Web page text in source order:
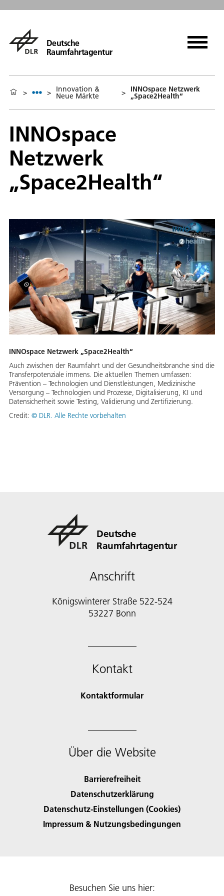
Deutsche
Raumfahrtagentur
> > Innovation &
Neue Märkte > INNOspace Netzwerk
„Space2Health“
INNOspace
Netzwerk
„Space2Health“
INNOspace Netzwerk „Space2Health“
Auch zwischen der Raumfahrt und der Gesundheitsbranche sind die
Transferpotenziale immens. Die aktuellen Themen umfassen:
Prävention – Technologien und Dienstleistungen, Medizinische
Versorgung – Technologien und Prozesse, Digitalisierung, KI und
Datensicherheit sowie Testing, Validierung und Zertifizierung.
Credit: © DLR. Alle Rechte vorbehalten
Deutsche
Raumfahrtagentur
Anschrift
Königswinterer Straße 522-524
53227 Bonn
Kontakt
Kontaktformular
Über die Website
Barrierefreiheit
Datenschutzerklärung
Datenschutz-Einstellungen (Cookies)
Impressum & Nutzungsbedingungen
Besuchen Sie uns hier: